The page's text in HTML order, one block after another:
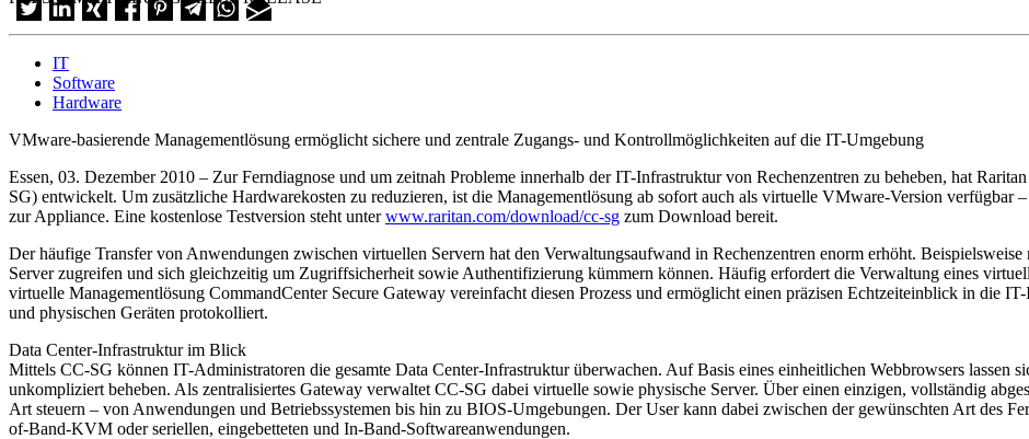
IT
Software
Hardware
VMware-basierende Managementlösung ermöglicht sichere und zentrale Zugangs- und Kontrollmöglichkeiten auf die IT-Umgebung
Essen, 03. Dezember 2010 – Zur Ferndiagnose und um zeitnah Probleme innerhalb der IT-Infrastruktur von Rechenzentren zu beheben, hat
SG) entwickelt. Um zusätzliche Hardwarekosten zu reduzieren, ist die Managementlösung ab sofort auch als virtuelle VMware-Version verfügbar
zur Appliance. Eine kostenlose Testversion steht unterwww.raritan.com/download/cc-sg zum Download bereit.
Der häufige Transfer von Anwendungen zwischen virtuellen Servern hat den Verwaltungsaufwand in Rechenzentren enorm erhöht.
Server zugreifen und sich gleichzeitig um Zugriffsicherheit sowie Authentifizierung kümmern können. Häufig erfordert die Verwaltung eines
virtuelle Managementlösung CommandCenter Secure Gateway vereinfacht diesen Prozess und ermöglicht einen präzisen Echtzeiteinblick in die
und physischen Geräten protokolliert.
Data Center-Infrastruktur im Blick
Mittels CC-SG können IT-Administratoren die gesamte Data Center-Infrastruktur überwachen. Auf Basis eines einheitlichen Webbrowsers lassen
unkompliziert beheben. Als zentralisiertes Gateway verwaltet CC-SG dabei virtuelle sowie physische Server. Über einen einzigen, vollständig
Art steuern – von Anwendungen und Betriebssystemen bis hin zu BIOS-Umgebungen. Der User kann dabei zwischen der gewünschten Art des
of-Band-KVM oder seriellen, eingebetteten und In-Band-Softwareanwendungen.